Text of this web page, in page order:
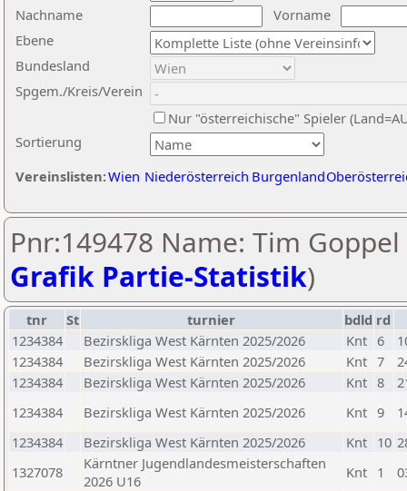
Nachname
Vorname
Ebene
Sortierung
Bundesland
Spgem./Kreis/Verein
Nur "österreichische" Spieler
Vereinslisten:Wien Niederösterreich Burgenland
Pnr:149478 Name: Tim Goppel
Grafik Partie-Statistik)
tnr St turnier bdld rd
1234384
Bezirskliga West Kärnten 2025/2026 Knt 6
1234384
Bezirskliga West Kärnten 2025/2026 Knt 7
1234384
Bezirskliga West Kärnten 2025/2026 Knt 8
1234384
Bezirskliga West Kärnten 2025/2026 Knt 9
1234384
Bezirskliga West Kärnten 2025/2026 Knt 10
1327078
Kärntner Jugendlandesmeisterschaften
2026 U16
Knt 1